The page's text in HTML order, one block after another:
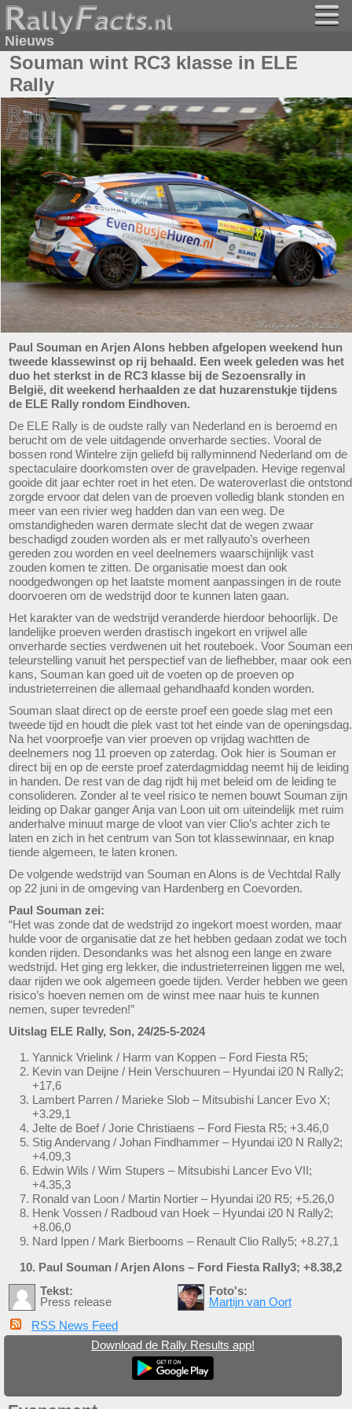
Nieuws
Souman wint RC3 klasse in ELE
Rally
Paul Souman en Arjen Alons hebben afgelopen weekend hun
tweede klassewinst op rij behaald. Een week geleden was het
duo het sterkst in de RC3 klasse bij de Sezoensrally in
België, dit weekend herhaalden ze dat huzarenstukje tijdens
de ELE Rally rondom Eindhoven.
De ELE Rally is de oudste rally van Nederland en is beroemd en
berucht om de vele uitdagende onverharde secties. Vooral de
bossen rond Wintelre zijn geliefd bij rallyminnend Nederland om de
spectaculaire doorkomsten over de gravelpaden. Hevige regenval
gooide dit jaar echter roet in het eten. De wateroverlast die ontstond
zorgde ervoor dat delen van de proeven volledig blank stonden en
meer van een rivier weg hadden dan van een weg. De
omstandigheden waren dermate slecht dat de wegen zwaar
beschadigd zouden worden als er met rallyauto’s overheen
gereden zou worden en veel deelnemers waarschijnlijk vast
zouden komen te zitten. De organisatie moest dan ook
noodgedwongen op het laatste moment aanpassingen in de route
doorvoeren om de wedstrijd door te kunnen laten gaan.
Het karakter van de wedstrijd veranderde hierdoor behoorlijk. De
landelijke proeven werden drastisch ingekort en vrijwel alle
onverharde secties verdwenen uit het routeboek. Voor Souman een
teleurstelling vanuit het perspectief van de liefhebber, maar ook een
kans, Souman kan goed uit de voeten op de proeven op
industrieterreinen die allemaal gehandhaafd konden worden.
Souman slaat direct op de eerste proef een goede slag met een
tweede tijd en houdt die plek vast tot het einde van de openingsdag.
Na het voorproefje van vier proeven op vrijdag wachtten de
deelnemers nog 11 proeven op zaterdag. Ook hier is Souman er
direct bij en op de eerste proef zaterdagmiddag neemt hij de leiding
in handen. De rest van de dag rijdt hij met beleid om de leiding te
consolideren. Zonder al te veel risico te nemen bouwt Souman zijn
leiding op Dakar ganger Anja van Loon uit om uiteindelijk met ruim
anderhalve minuut marge de vloot van vier Clio’s achter zich te
laten en zich in het centrum van Son tot klassewinnaar, en knap
tiende algemeen, te laten kronen.
De volgende wedstrijd van Souman en Alons is de Vechtdal Rally
op 22 juni in de omgeving van Hardenberg en Coevorden.
Paul Souman zei:
“Het was zonde dat de wedstrijd zo ingekort moest worden, maar
hulde voor de organisatie dat ze het hebben gedaan zodat we toch
konden rijden. Desondanks was het alsnog een lange en zware
wedstrijd. Het ging erg lekker, die industrieterreinen liggen me wel,
daar rijden we ook algemeen goede tijden. Verder hebben we geen
risico’s hoeven nemen om de winst mee naar huis te kunnen
nemen, super tevreden!”
Uitslag ELE Rally, Son, 24/25-5-2024
Yannick Vrielink / Harm van Koppen – Ford Fiesta R5;
Kevin van Deijne / Hein Verschuuren – Hyundai i20 N Rally2;
+17,6
Lambert Parren / Marieke Slob – Mitsubishi Lancer Evo X;
+3.29,1
Jelte de Boef / Jorie Christiaens – Ford Fiesta R5; +3.46,0
Stig Andervang / Johan Findhammer – Hyundai i20 N Rally2;
+4.09,3
Edwin Wils / Wim Stupers – Mitsubishi Lancer Evo VII;
+4.35,3
Ronald van Loon / Martin Nortier – Hyundai i20 R5; +5.26,0
Henk Vossen / Radboud van Hoek – Hyundai i20 N Rally2;
+8.06,0
Nard Ippen / Mark Bierbooms – Renault Clio Rally5; +8.27,1
10. Paul Souman / Arjen Alons – Ford Fiesta Rally3; +8.38,2
Tekst:
Press release
Foto's:
Martijn van Oort
RSS News Feed
Download de Rally Results app!